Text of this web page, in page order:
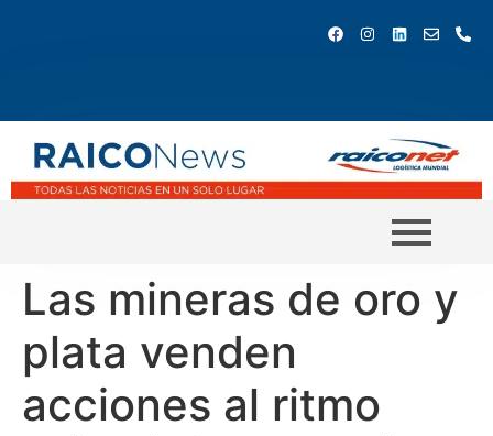
Las mineras de oro y
plata venden
acciones al ritmo